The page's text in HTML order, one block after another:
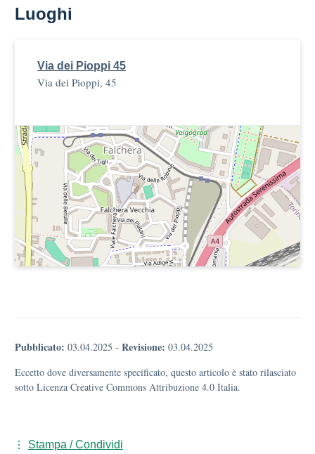
Luoghi
Via dei Pioppi 45
Via dei Pioppi, 45
Pubblicato: 03.04.2025 - Revisione: 03.04.2025
Eccetto dove diversamente specificato, questo articolo è stato rilasciato
sotto Licenza Creative Commons Attribuzione 4.0 Italia.
Stampa / Condividi